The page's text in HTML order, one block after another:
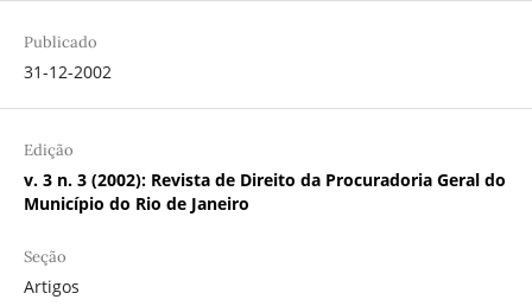
Publicado
31-12-2002
Edição
v. 3 n. 3 (2002): Revista de Direito da Procuradoria Geral do
Município do Rio de Janeiro
Seção
Artigos